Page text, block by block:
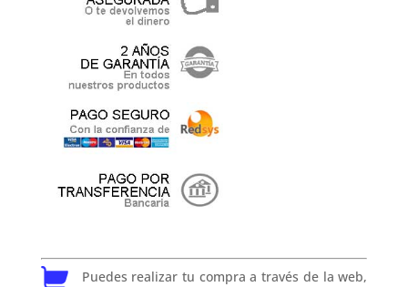
Puedes realizar tu compra a través de la web,